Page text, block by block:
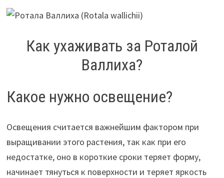
Как ухаживать за Роталой
Валлиха?
Какое нужно освещение?
Освещения считается важнейшим фактором при
выращивании этого растения, так как при его
недостатке, оно в короткие сроки теряет форму,
начинает тянуться к поверхности и теряет яркость